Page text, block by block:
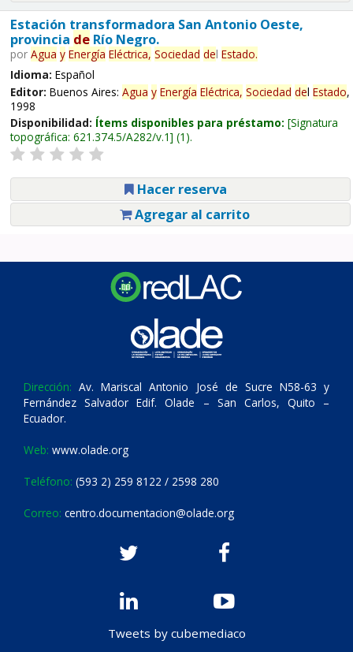
Estación transformadora San Antonio Oeste,
provincia deRío Negro.
por Agua y Energía Eléctrica, Sociedad del Estado.
Idioma: Español
Editor: Buenos Aires: Agua y Energía Eléctrica, Sociedad del Estado,
1998
Disponibilidad: Ítems disponibles para préstamo: Signatura
topográfica: 621.374.5/A282/v.1 (1).
Hacer reserva
Agregar al carrito
Dirección: Av. Mariscal Antonio José de Sucre N58-63 y
Fernández Salvador Edif. Olade – San Carlos, Quito –
Ecuador.
Web: www.olade.org
Teléfono: (593 2) 259 8122 / 2598 280
Correo: centro.documentacion@olade.org
Tweets by cubemediaco